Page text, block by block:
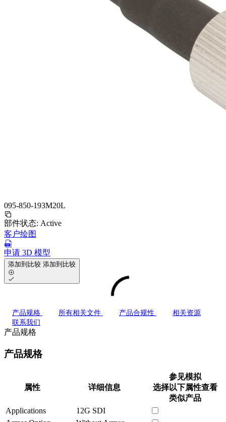
095-850-193M20L
部件状态: Active
客户绘图
申请 3D 模型
添加到比较 添加到比较
产品规格 所有相关文件 产品合规性
相关资源
联系我们
产品规格
产品规格
属性 详细信息
参见模拟
选择以下属性查看
类似产品
Applications
12G SDI